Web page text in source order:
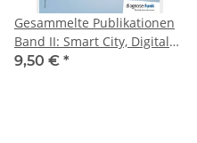
Gesammelte Publikationen
Band II: Smart City, Digitale
Bildung, Elektromagnetische
9,50 € *